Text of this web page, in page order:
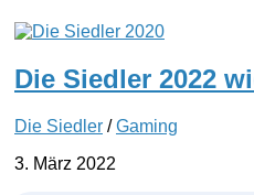
Die Siedler 2022
Die Siedler /Gaming
3. März 2022